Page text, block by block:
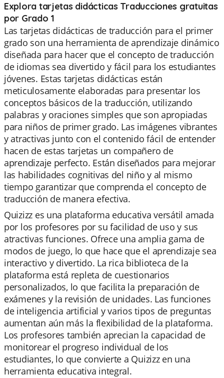
Explora tarjetas didácticas Traducciones gratuitas
por Grado 1
Las tarjetas didácticas de traducción para el primer
grado son una herramienta de aprendizaje dinámico
diseñada para hacer que el concepto de traducción
de idiomas sea divertido y fácil para los estudiantes
jóvenes. Estas tarjetas didácticas están
meticulosamente elaboradas para presentar los
conceptos básicos de la traducción, utilizando
palabras y oraciones simples que son apropiadas
para niños de primer grado. Las imágenes vibrantes
y atractivas junto con el contenido fácil de entender
hacen de estas tarjetas un compañero de
aprendizaje perfecto. Están diseñados para mejorar
las habilidades cognitivas del niño y al mismo
tiempo garantizar que comprenda el concepto de
traducción de manera efectiva.
Quizizz es una plataforma educativa versátil amada
por los profesores por su facilidad de uso y sus
atractivas funciones. Ofrece una amplia gama de
modos de juego, lo que hace que el aprendizaje sea
interactivo y divertido. La rica biblioteca de la
plataforma está repleta de cuestionarios
personalizados, lo que facilita la preparación de
exámenes y la revisión de unidades. Las funciones
de inteligencia artificial y varios tipos de preguntas
aumentan aún más la flexibilidad de la plataforma.
Los profesores también aprecian la capacidad de
monitorear el progreso individual de los
estudiantes, lo que convierte a Quizizz en una
herramienta educativa integral.